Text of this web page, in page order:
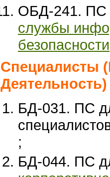
ОБД-241.
службы
безопасности
Специалисты
Деятельность)
БД-031. ПС
;
БД-044. ПС